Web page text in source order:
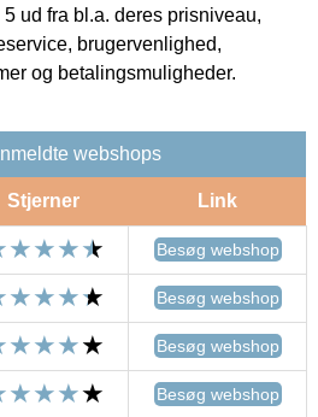
ud fra bl.a. deres prisniveau,
brugervenlighed,
og betalingsmuligheder.
webshops
Stjerner Link
Besøg webshop
Besøg webshop
Besøg webshop
Besøg webshop